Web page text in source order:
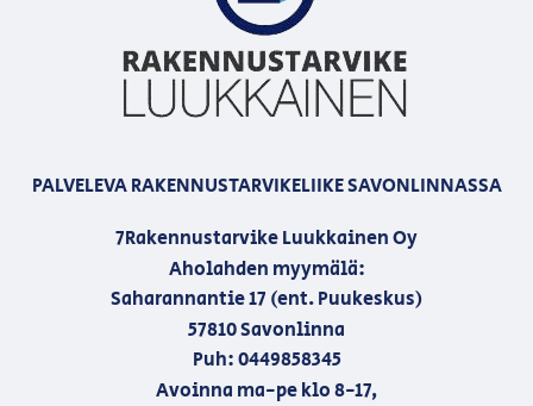
PALVELEVA RAKENNUSTARVIKELIIKE SAVONLINNASSA
7Rakennustarvike Luukkainen Oy
Aholahden myymälä:
Saharannantie 17 (ent. Puukeskus)
57810 Savonlinna
Puh: 0449858345
Avoinna ma-pe klo 8-17,